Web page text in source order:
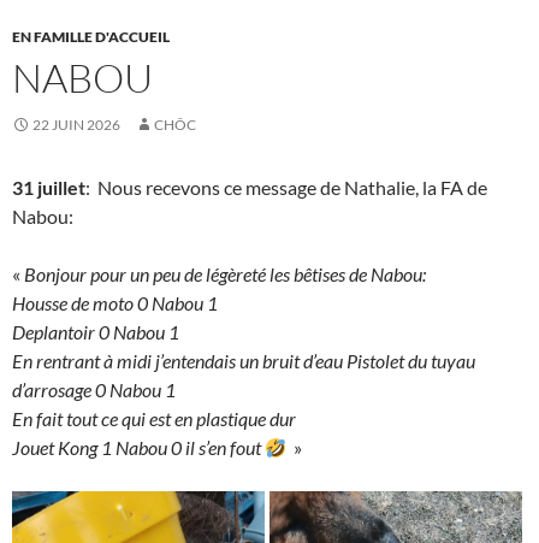
EN FAMILLE D'ACCUEIL
NABOU
22 JUIN 2026 CHÔC
31 juillet: Nous recevons ce message de Nathalie, la FA de
Nabou:
« Bonjour pour un peu de légèreté les bêtises de Nabou:
Housse de moto 0 Nabou 1
Deplantoir 0 Nabou 1
En rentrant à midi j’entendais un bruit d’eau Pistolet du tuyau
d’arrosage 0 Nabou 1
En fait tout ce qui est en plastique dur
Jouet Kong 1 Nabou 0 il s’en fout
»